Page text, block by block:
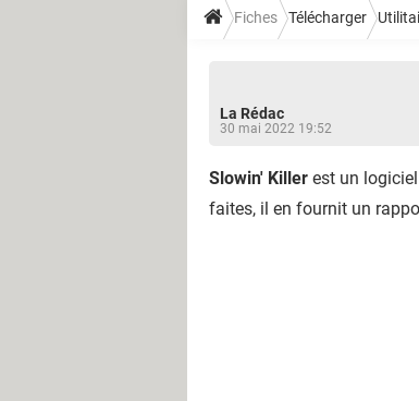
Fiches Télécharger
La Rédac
30 mai 2022 19:52
Slowin' Killer est un
faites, il en fournit un